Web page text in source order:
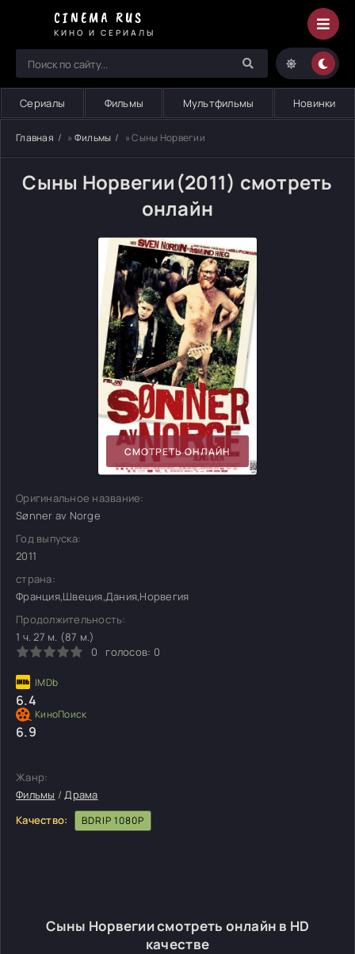
CINEMA RUS
КИНО И СЕРИАЛЫ
Сериалы Фильмы Мультфильмы Новинки
Главная » Фильмы » Сыны Норвегии
Сыны Норвегии(2011) смотреть
онлайн
СМОТРЕТЬ ОНЛАЙН
Оригинальное название:
Sønner av Norge
Год выпуска:
2011
страна:
Франция,Швеция,Дания,Норвегия
Продолжительность:
1 ч. 27 м. (87 м.)
0
голосов: 0
6.4
6.9
Жанр:
Фильмы /Драма
Качество:
BDRIP 1080P
Сыны Норвегии смотреть онлайн в HD
качестве